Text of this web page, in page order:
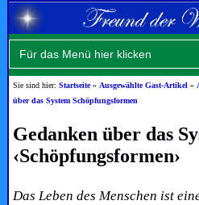
Sie sind hier:Startseite» Ausgewählte Gast-Artikel »
über das System Schöpfungsformen
Gedanken über das
‹Schöpfungsformen›
Das Leben des Menschen ist